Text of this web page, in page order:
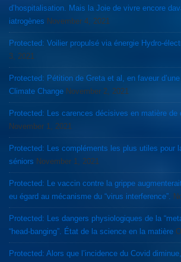
d’hospitalisation. Mais la Joie de vivre encore
iatrogènes November 4, 2021
Protected: Voilier propulsé via énergie Hydro-
3, 2021
Protected: Pétition de Greta et al, en faveur
Climate Change November 2, 2021
Protected: Les carences décisives en matière de
November 1, 2021
Protected: Les compléments les plus utiles pour
séniors November 1, 2021
Protected: Le vaccin contre la grippe
eu égard au mécanisme du “virus interference”.
Protected: Les dangers physiologiques de la
“head-banging”. État de la science en la matière
Protected: Alors que l’incidence du Covid